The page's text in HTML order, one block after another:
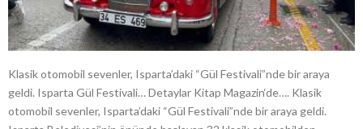
Klasik otomobil sevenler, Isparta’daki “Gül Festivali”nde bir araya
geldi. Isparta Gül Festivali… Detaylar Kitap Magazin‘de…. Klasik
otomobil sevenler, Isparta’daki “Gül Festivali”nde bir araya geldi.